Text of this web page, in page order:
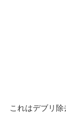
これはデブリ